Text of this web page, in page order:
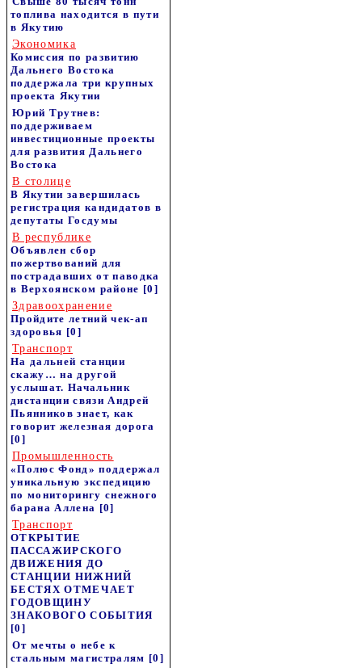
топлива находится в пути
в Якутию
Экономика
Комиссия по развитию
Дальнего Востока
поддержала три крупных
проекта Якутии
Юрий Трутнев:
поддерживаем
инвестиционные проекты
для развития Дальнего
Востока
В столице
В Якутии завершилась
регистрация кандидатов в
депутаты Госдумы
В республике
Объявлен сбор
пожертвований для
пострадавших от паводка
в Верхоянском районе [0]
Здравоохранение
Пройдите летний чек-ап
здоровья [0]
Транспорт
На дальней станции
скажу… на другой
услышат. Начальник
дистанции связи Андрей
Пьянников знает, как
говорит железная дорога
[0]
Промышленность
«Полюс Фонд» поддержал
уникальную экспедицию
по мониторингу снежного
барана Аллена [0]
Транспорт
ОТКРЫТИЕ
ПАССАЖИРСКОГО
ДВИЖЕНИЯ ДО
СТАНЦИИ НИЖНИЙ
БЕСТЯХ ОТМЕЧАЕТ
ГОДОВЩИНУ
ЗНАКОВОГО СОБЫТИЯ
[0]
От мечты о небе к
стальным магистралям [0]